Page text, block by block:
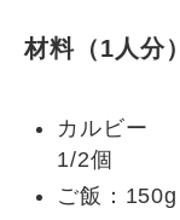
材料（1人分）
カルビー
1/2個
ご飯：150g